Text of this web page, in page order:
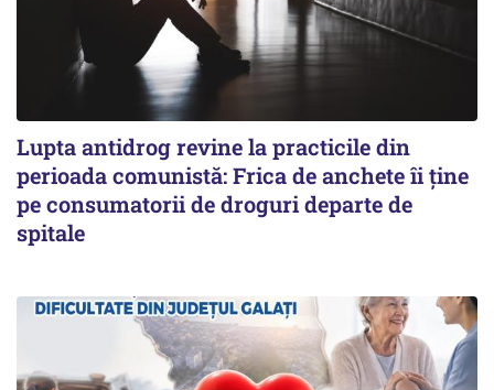
Lupta antidrog revine la practicile din
perioada comunistă: Frica de anchete îi ține
pe consumatorii de droguri departe de
spitale